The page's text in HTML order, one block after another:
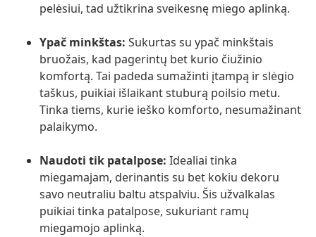
pelėsiui, tad užtikrina sveikesnę miego aplinką.
Ypač minkštas: Sukurtas su ypač minkštais
bruožais, kad pagerintų bet kurio čiužinio
komfortą. Tai padeda sumažinti įtampą ir slėgio
taškus, puikiai išlaikant stuburą poilsio metu.
Tinka tiems, kurie ieško komforto, nesumažinant
palaikymo.
Naudoti tik patalpose: Idealiai tinka
miegamajam, derinantis su bet kokiu dekoru
savo neutraliu baltu atspalviu. Šis užvalkalas
puikiai tinka patalpose, sukuriant ramų
miegamojo aplinką.